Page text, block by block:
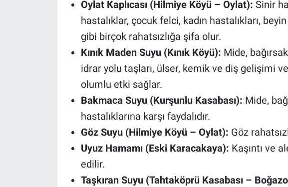
Oylat Kaplıcası (Hilmiye Köyü – Oylat): Sinir
hastalıklar, çocuk felci, kadın hastalıkları,
gibi birçok rahatsızlığa şifa olur.
Kınık Maden Suyu (Kınık Köyü): Mide,
idrar yolu taşları, ülser, kemik ve diş gelişimi
olumlu etki sağlar.
Bakmaca Suyu (Kurşunlu Kasabası): Mide,
hastalıklarına karşı faydalıdır.
Göz Suyu (Hilmiye Köyü – Oylat): Göz
Uyuz Hamamı (Eski Karacakaya): Kaşıntı ve
edilir.
Taşkıran Suyu (Tahtaköprü Kasabası –